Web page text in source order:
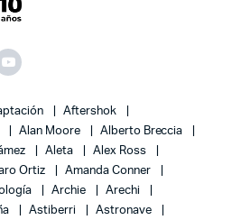
Aftershok
Alan Moore
Alberto Breccia
Aleta
Alex Ross
Ortiz
Amanda Conner
Archie
Arechi
Astiberri
Astronave